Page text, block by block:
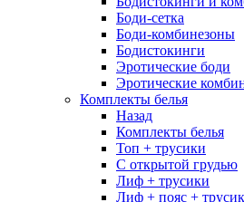
Боди-сетка
Боди-комбинезоны
Бодистокинги
Эротические боди
Эротические
Комплекты белья
Назад
Комплекты белья
Топ + трусики
С открытой грудью
Лиф + трусики
Лиф + пояс +